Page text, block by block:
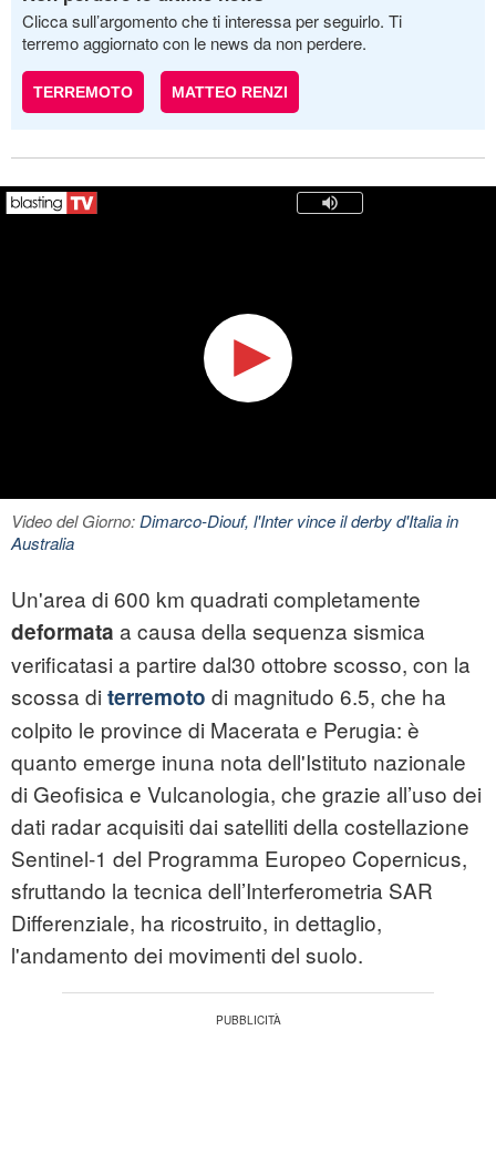
Clicca sull’argomento che ti interessa per seguirlo. Ti
terremo aggiornato con le news da non perdere.
TERREMOTO MATTEO RENZI
Video del Giorno:Dimarco-Diouf, l'Inter vince il derby d'Italia in
Australia
Un'area di 600 km quadrati completamente
deformata a causa della sequenza sismica
verificatasi a partire dal30 ottobre scosso, con la
scossa di terremoto di magnitudo 6.5, che ha
colpito le province di Macerata e Perugia: è
quanto emerge inuna nota dell'Istituto nazionale
di Geofisica e Vulcanologia, che grazie all’uso dei
dati radar acquisiti dai satelliti della costellazione
Sentinel-1 del Programma Europeo Copernicus,
sfruttando la tecnica dell’Interferometria SAR
Differenziale, ha ricostruito, in dettaglio,
l'andamento dei movimenti del suolo.